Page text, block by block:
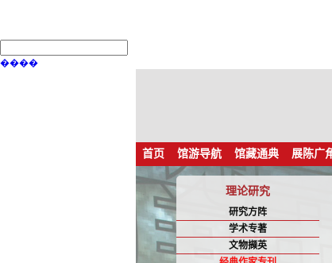
����
首页 馆游导航 馆藏通典 展陈广
理论研究
研究方阵
学术专著
文物撷英